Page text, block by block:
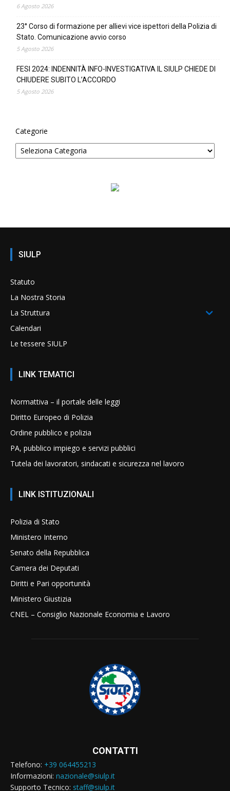
6 Agosto 2026
23° Corso di formazione per allievi vice ispettori della Polizia di
Stato. Comunicazione avvio corso
5 Agosto 2026
FESI 2024: INDENNITÀ INFO-INVESTIGATIVA IL SIULP CHIEDE DI
CHIUDERE SUBITO L’ACCORDO
5 Agosto 2026
Categorie
SIULP
Statuto
La Nostra Storia
La Struttura
Calendari
Le tessere SIULP
LINK TEMATICI
Normattiva – il portale delle leggi
Diritto Europeo di Polizia
Ordine pubblico e polizia
PA, pubblico impiego e servizi pubblici
Tutela dei lavoratori, sindacati e sicurezza nel lavoro
LINK ISTITUZIONALI
Polizia di Stato
Ministero Interno
Senato della Repubblica
Camera dei Deputati
Diritti e Pari opportunità
Ministero Giustizia
CNEL – Consiglio Nazionale Economia e Lavoro
CONTATTI
Telefono: +39 064455213
Informazioni: nazionale@siulp.it
Supporto Tecnico: staff@siulp.it